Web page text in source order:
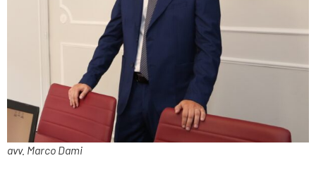
avv. Marco Dami